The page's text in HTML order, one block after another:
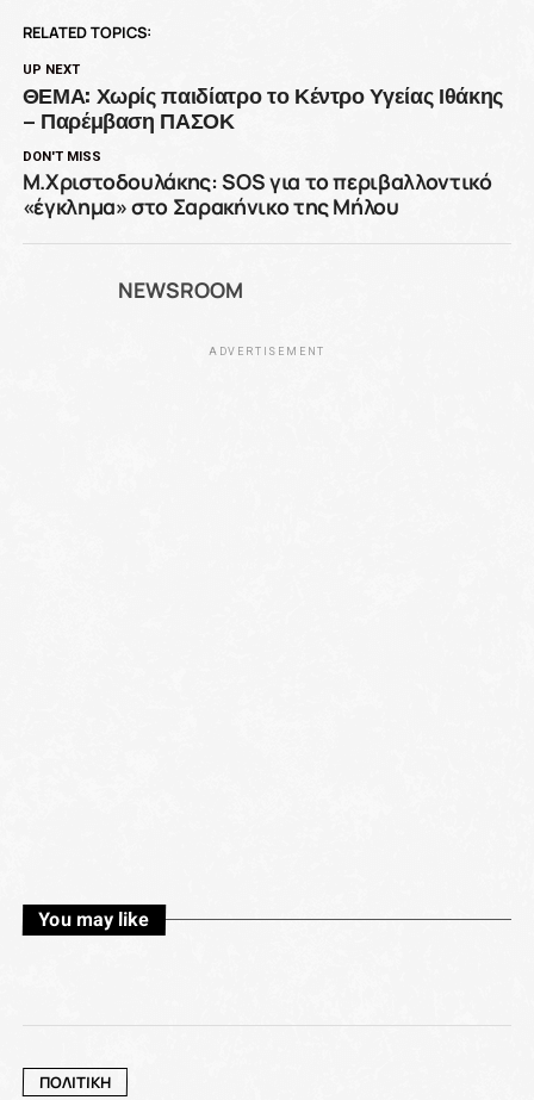
RELATED TOPICS:
UP NEXT
ΘΕΜΑ: Χωρίς παιδίατρο το Κέντρο Υγείας Ιθάκης
– Παρέμβαση ΠΑΣΟΚ
DON'T MISS
Μ.Χριστοδουλάκης: SOS για το περιβαλλοντικό
«έγκλημα» στο Σαρακήνικο της Μήλου
NEWSROOM
ADVERTISEMENT
You may like
ΠΟΛΙΤΙΚΗ